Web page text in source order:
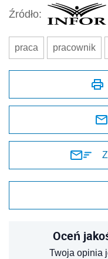
Źródło:
praca pracownik
Oceń
Twoja opinia